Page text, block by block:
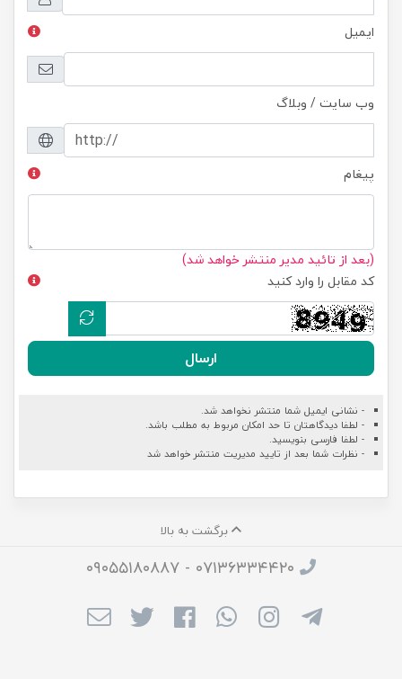
ایمیل
وب سایت / وبلاگ
پیغام
(بعد از تائید مدیر منتشر خواهد شد)
کد مقابل را وارد کنید
ارسال
- نشانی ایمیل شما منتشر نخواهد شد.
- لطفا دیدگاهتان تا حد امکان مربوط به مطلب باشد.
- لطفا فارسی بنویسید.
- نظرات شما بعد از تایید مدیریت منتشر خواهد شد
برگشت به بالا
۰۷۱۳۶۳۳۴۴۲۰ - ۰۹۰۵۵۱۸۰۸۸۷